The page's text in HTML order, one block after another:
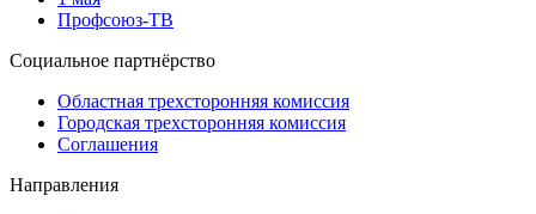
Профсоюз-ТВ
Социальное партнёрство
Областная трехсторонняя комиссия
Городская трехсторонняя комиссия
Соглашения
Направления